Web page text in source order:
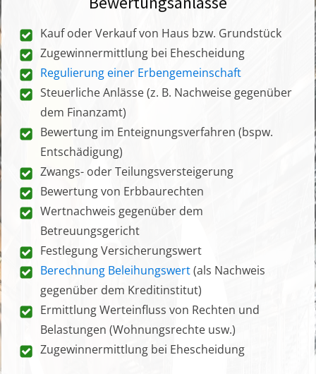
Kauf oder Verkauf von Haus bzw. Grundstück
Zugewinnermittlung bei Ehescheidung
Regulierung einer Erbengemeinschaft
Steuerliche Anlässe (z. B. Nachweise gegenüber
dem Finanzamt)
Bewertung im Enteignungsverfahren (bspw.
Entschädigung)
Zwangs- oder Teilungsversteigerung
Bewertung von Erbbaurechten
Wertnachweis gegenüber dem
Betreuungsgericht
Festlegung Versicherungswert
Berechnung Beleihungswert(als Nachweis
gegenüber dem Kreditinstitut)
Ermittlung Werteinfluss von Rechten und
Belastungen (Wohnungsrechte usw.)
Zugewinnermittlung bei Ehescheidung